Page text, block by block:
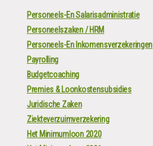
Personeels-En Salarisadministratie
Personeelszaken / HRM
Personeels-En Inkomensverzekeringen
Payrolling
Budgetcoaching
Premies & Loonkostensubsidies
Juridische Zaken
Ziekteverzuimverzekering
Het Minimumloon 2020